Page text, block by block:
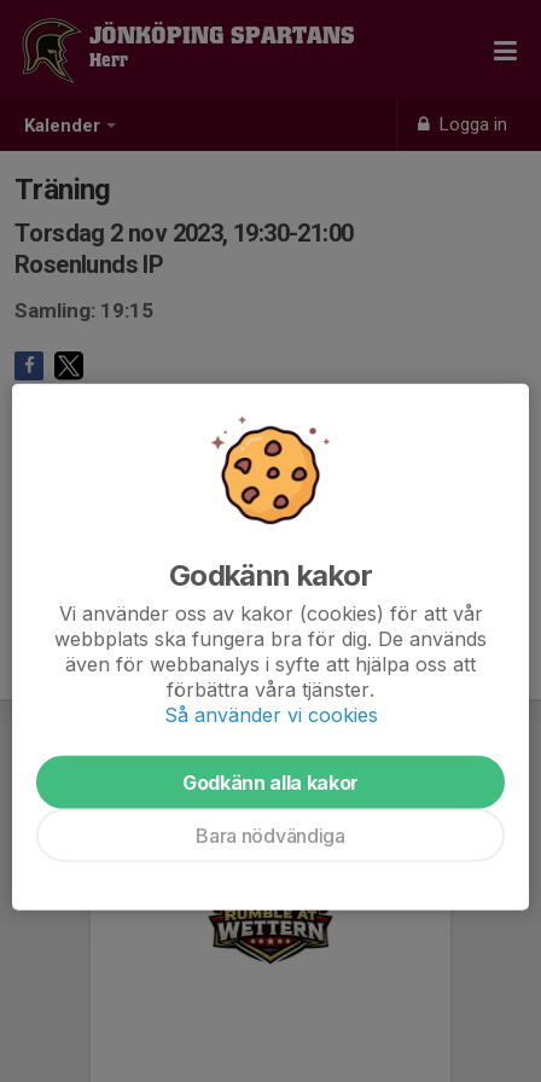
Kalender Logga in
JÖNKÖPING SPARTANS
Herr
Träning
Torsdag 2 nov 2023, 19:30-21:00
Rosenlunds IP
Samling: 19:15
Godkänn kakor
Vi använder oss av kakor (cookies) för att vår
webbplats ska fungera bra för dig. De används
även för webbanalys i syfte att hjälpa oss att
förbättra våra tjänster.
Så använder vi cookies
Godkänn alla kakor
Bara nödvändiga